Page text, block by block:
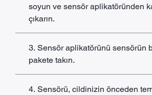
soyun ve sensör aplikatöründen
çıkarın.
3. Sensör aplikatörünü sensörün
pakete takın.
4. Sensörü, cildinizin önceden